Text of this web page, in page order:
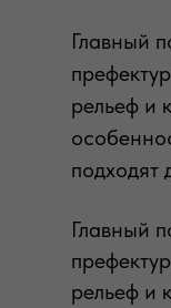
Главный
рельеф и
подходят
Главный
рельеф и